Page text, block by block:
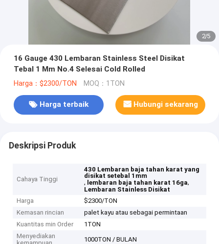
2/5
16 Gauge 430 Lembaran Stainless Steel Disikat
Tebal 1 Mm No.4 Selesai Cold Rolled
Harga：$2300/TON MOQ：1TON
Harga terbaik Hubungi sekarang
Deskripsi Produk
Cahaya Tinggi
430 Lembaran baja tahan karat yang
disikat setebal 1mm
, lembaran baja tahan karat 16ga,
Lembaran Stainless Disikat
Harga
$2300/TON
Kemasan rincian
palet kayu atau sebagai permintaan
Kuantitas min Order
1TON
Menyediakan
1000TON / BULAN